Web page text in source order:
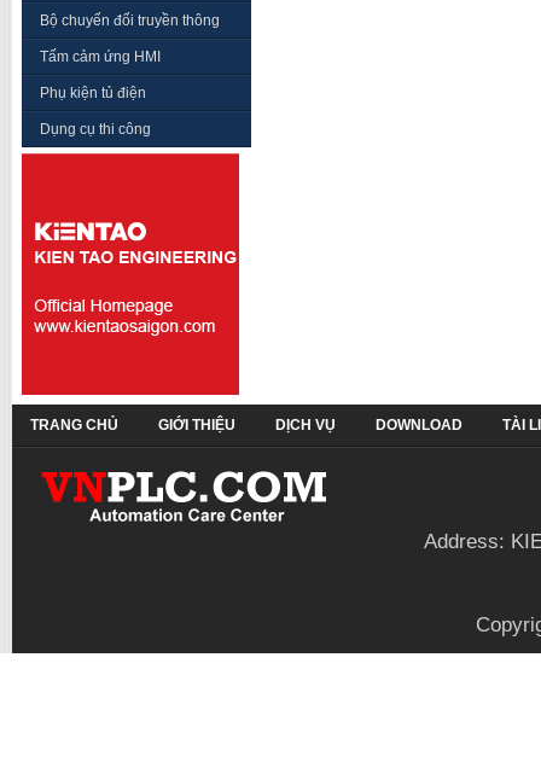
Bộ chuyển đổi truyền thông
Tấm cảm ứng HMI
Phụ kiện tủ điện
Dụng cụ thi công
TRANG CHỦ GIỚI THIỆU DỊCH VỤ DOWNLOAD TÀI
Address: